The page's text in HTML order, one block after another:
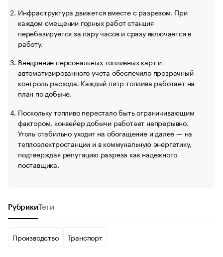
Инфраструктура движется вместе с разрезом. При
каждом смещении горных работ станция
перебазируется за пару часов и сразу включается в
работу.
Внедрение персональных топливных карт и
автоматизированного учета обеспечило прозрачный
контроль расхода. Каждый литр топлива работает на
план по добыче.
Поскольку топливо перестало быть ограничивающим
фактором, конвейер добычи работает непрерывно.
Уголь стабильно уходит на обогащение и далее — на
теплоэлектростанции и в коммунальную энергетику,
подтверждая репутацию разреза как надежного
поставщика.
РубрикиТеги
Производство Транспорт